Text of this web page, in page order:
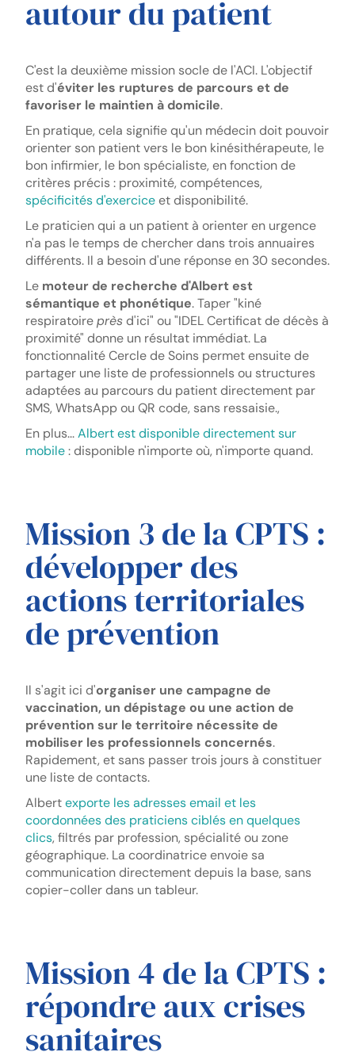
autour du patient
C'est la deuxième mission socle de l'ACI. L'objectif
est d'éviter les ruptures de parcours et de
favoriser le maintien à domicile.
En pratique, cela signifie qu'un médecin doit pouvoir
orienter son patient vers le bon kinésithérapeute, le
bon infirmier, le bon spécialiste, en fonction de
critères précis : proximité, compétences,
spécificités d'exerciceet disponibilité.
Le praticien qui a un patient à orienter en urgence
n'a pas le temps de chercher dans trois annuaires
différents. Il a besoin d'une réponse en 30 secondes.
Le moteur de recherche d'Albert est
sémantique et phonétique. Taper "kiné
respiratoireprèsd'ici" ou "IDEL Certificat de décès à
proximité" donne un résultat immédiat. La
fonctionnalité Cercle de Soins permet ensuite de
partager une liste de professionnels ou structures
adaptées au parcours du patient directement par
SMS, WhatsApp ou QR code, sans ressaisie.,
En plus...Albert est disponible directement sur
mobile: disponible n'importe où, n'importe quand.
Mission 3 de la CPTS :
développer des
actions territoriales
de prévention
Il s'agit ici d'organiser une campagne de
vaccination, un dépistage ou une action de
prévention sur le territoire nécessite de
mobiliser les professionnels concernés.
Rapidement, et sans passer trois jours à constituer
une liste de contacts.
Albertexporte les adresses email et les
coordonnées des praticiens ciblés en quelques
clics, filtrés par profession, spécialité ou zone
géographique. La coordinatrice envoie sa
communication directement depuis la base, sans
copier-coller dans un tableur.
Mission 4 de la CPTS :
répondre aux crises
sanitaires